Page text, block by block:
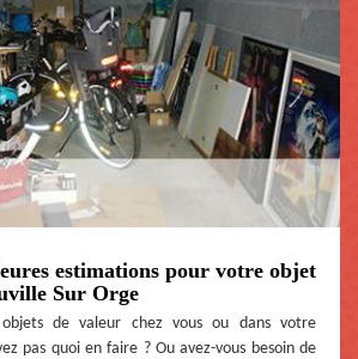
estimations pour votre objet
Sur Orge
objets de valeur chez vous ou dans votre
pas quoi en faire ? Ou avez-vous besoin de